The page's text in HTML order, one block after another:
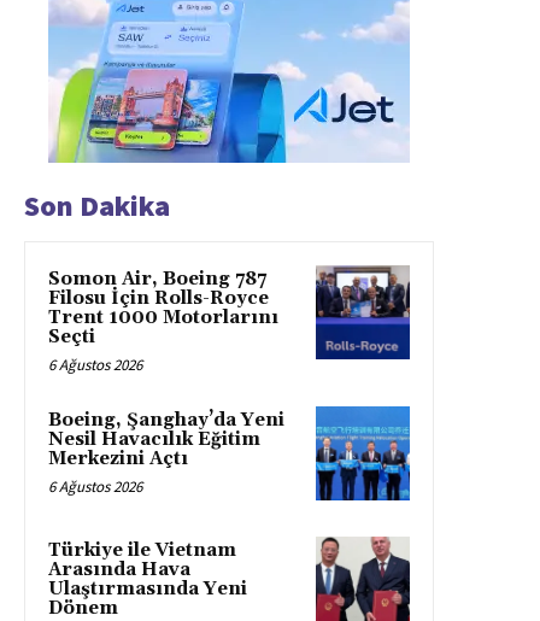
Son Dakika
Somon Air, Boeing 787
Filosu İçin Rolls-Royce
Trent 1000 Motorlarını
Seçti
6 Ağustos 2026
Boeing, Şanghay’da Yeni
Nesil Havacılık Eğitim
Merkezini Açtı
6 Ağustos 2026
Türkiye ile Vietnam
Arasında Hava
Ulaştırmasında Yeni
Dönem